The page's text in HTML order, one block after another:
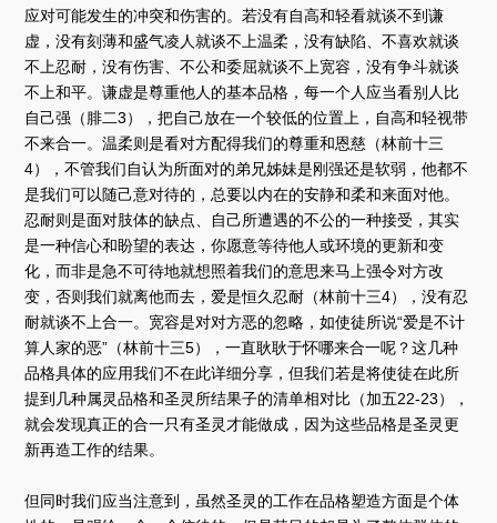
应对可能发生的冲突和伤害的。若没有自高和轻看就谈不到谦
虚，没有刻薄和盛气凌人就谈不上温柔，没有缺陷、不喜欢就谈
不上忍耐，没有伤害、不公和委屈就谈不上宽容，没有争斗就谈
不上和平。谦虚是尊重他人的基本品格，每一个人应当看别人比
自己强（腓二3），把自己放在一个较低的位置上，自高和轻视带
不来合一。温柔则是看对方配得我们的尊重和恩慈（林前十三
4），不管我们自认为所面对的弟兄姊妹是刚强还是软弱，他都不
是我们可以随己意对待的，总要以内在的安静和柔和来面对他。
忍耐则是面对肢体的缺点、自己所遭遇的不公的一种接受，其实
是一种信心和盼望的表达，你愿意等待他人或环境的更新和变
化，而非是急不可待地就想照着我们的意思来马上强令对方改
变，否则我们就离他而去，爱是恒久忍耐（林前十三4），没有忍
耐就谈不上合一。宽容是对对方恶的忽略，如使徒所说“爱是不计
算人家的恶”（林前十三5），一直耿耿于怀哪来合一呢？这几种
品格具体的应用我们不在此详细分享，但我们若是将使徒在此所
提到几种属灵品格和圣灵所结果子的清单相对比（加五22-23），
就会发现真正的合一只有圣灵才能做成，因为这些品格是圣灵更
新再造工作的结果。
但同时我们应当注意到，虽然圣灵的工作在品格塑造方面是个体